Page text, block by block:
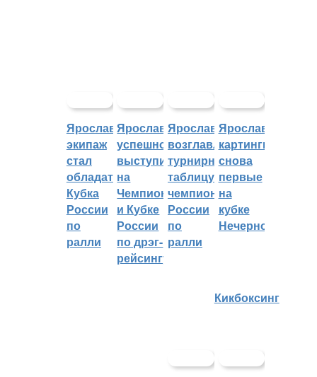
Ярославский
экипаж
стал
обладателем
Кубка
России
по
ралли
Ярославцы
успешно
выступили
на
Чемпионате
и Кубке
России
по дрэг-
рейсингу
Ярославцы
возглавляют
турнирную
таблицу
чемпионата
России
по
ралли
Ярославские
картингисты
снова
первые
на
кубке
Нечерноземья
Кикбоксинг